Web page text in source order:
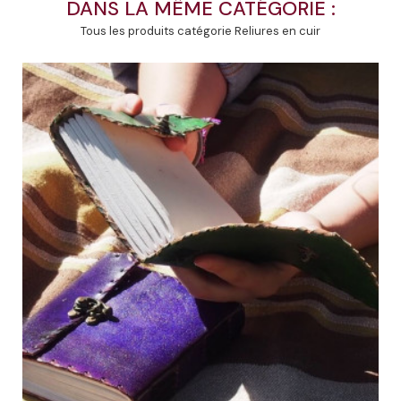
DANS LA MÊME CATÉGORIE :
Tous les produits catégorie Reliures en cuir